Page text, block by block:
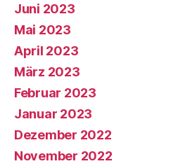
Juni 2023
Mai 2023
April 2023
März 2023
Februar 2023
Januar 2023
Dezember 2022
November 2022